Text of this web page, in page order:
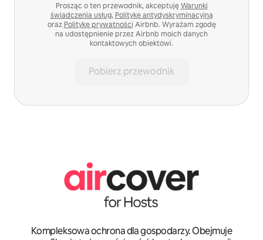
Prosząc o ten przewodnik, akceptujęWarunki
świadczenia usług, Politykę antydyskryminacyjną
oraz Politykę prywatności Airbnb. Wyrażam zgodę
na udostępnienie przez Airbnb moich danych
kontaktowych obiektowi.
Pobierz przewodnik
Kompleksowa ochrona dla gospodarzy. Obejmuje